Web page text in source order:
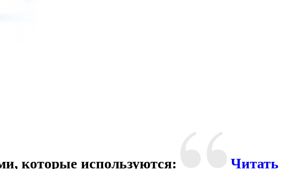
которые используются:
Читать